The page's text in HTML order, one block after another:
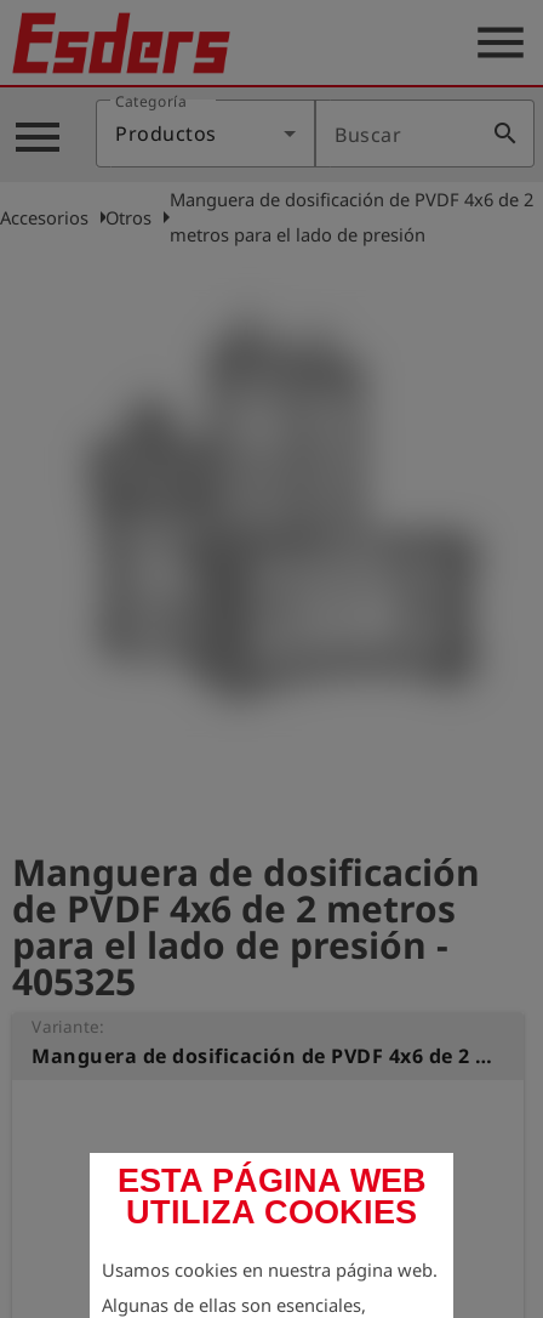
Productos
Blog
Aplicaciones
ESTA PÁGINA WEB
UTILIZA COOKIES
Usamos cookies en nuestra página web.
Algunas de ellas son esenciales,
menu
menu
Categoría
Productos Buscar search
Accesorios arrow_rightOtros arrow_right
Manguera de dosificación de PVDF 4x6 de 2
metros para el lado de presión
Manguera de dosificación
de PVDF 4x6 de 2 metros
para el lado de presión -
405325
Variante:
Manguera de dosificación de PVDF 4x6 de 2 metros para el lado de presión